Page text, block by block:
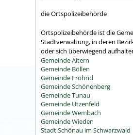
die Ortspolizeibehörde
Ortspolizeibehörde ist die
Stadtverwaltung, in deren
oder sich überwiegend
Gemeinde Aitern
Gemeinde Böllen
Gemeinde Fröhnd
Gemeinde Schönenberg
Gemeinde Tunau
Gemeinde Utzenfeld
Gemeinde Wembach
Gemeinde Wieden
Stadt Schönau im Schwarzwald